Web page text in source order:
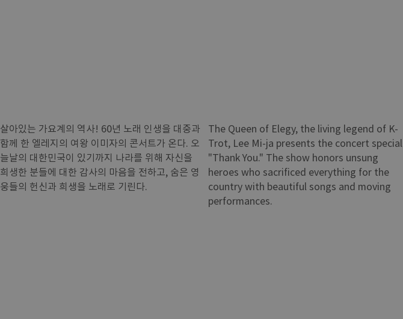
살아있는 가요계의 역사! 60년 노래 인생을 대중과
함께 한 엘레지의 여왕 이미자의 콘서트가 온다. 오
늘날의 대한민국이 있기까지 나라를 위해 자신을
희생한 분들에 대한 감사의 마음을 전하고, 숨은 영
웅들의 헌신과 희생을 노래로 기린다.
The Queen of Elegy, the living legend of K-
Trot, Lee Mi-ja presents the concert special
"Thank You." The show honors unsung
heroes who sacrificed everything for the
country with beautiful songs and moving
performances.